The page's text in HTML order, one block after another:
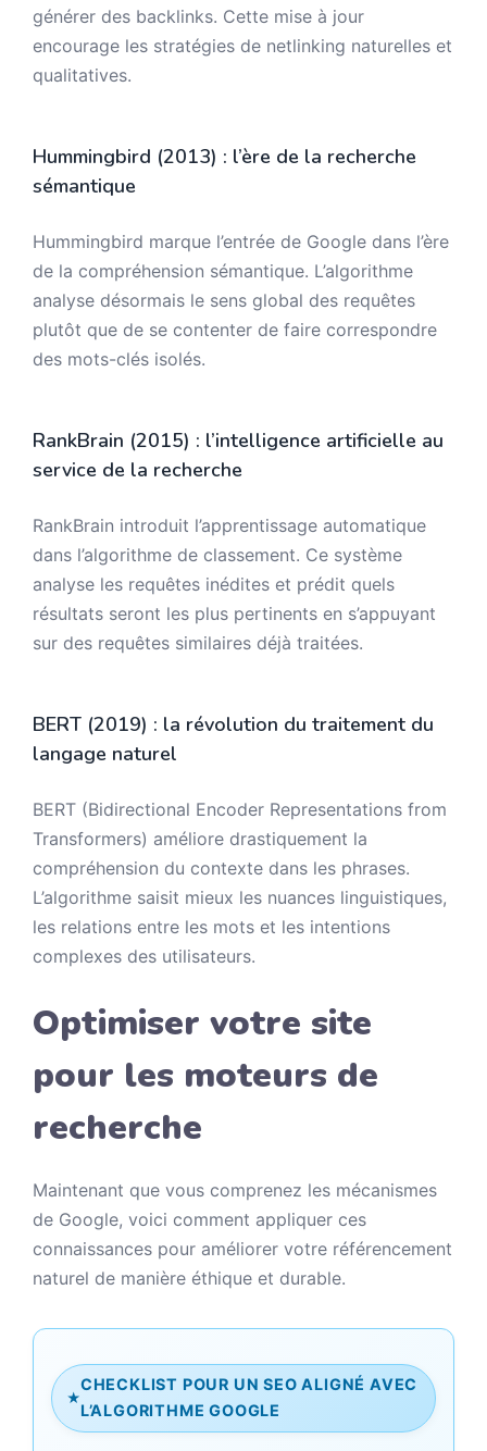
générer des backlinks. Cette mise à jour
encourage les stratégies de netlinking naturelles et
qualitatives.
Hummingbird (2013) : l’ère de la recherche
sémantique
Hummingbird marque l’entrée de Google dans l’ère
de la compréhension sémantique. L’algorithme
analyse désormais le sens global des requêtes
plutôt que de se contenter de faire correspondre
des mots-clés isolés.
RankBrain (2015) : l’intelligence artificielle au
service de la recherche
RankBrain introduit l’apprentissage automatique
dans l’algorithme de classement. Ce système
analyse les requêtes inédites et prédit quels
résultats seront les plus pertinents en s’appuyant
sur des requêtes similaires déjà traitées.
BERT (2019) : la révolution du traitement du
langage naturel
BERT (Bidirectional Encoder Representations from
Transformers) améliore drastiquement la
compréhension du contexte dans les phrases.
L’algorithme saisit mieux les nuances linguistiques,
les relations entre les mots et les intentions
complexes des utilisateurs.
Optimiser votre site
pour les moteurs de
recherche
Maintenant que vous comprenez les mécanismes
de Google, voici comment appliquer ces
connaissances pour améliorer votre référencement
naturel de manière éthique et durable.
★
CHECKLIST POUR UN SEO ALIGNÉ AVEC
L’ALGORITHME GOOGLE